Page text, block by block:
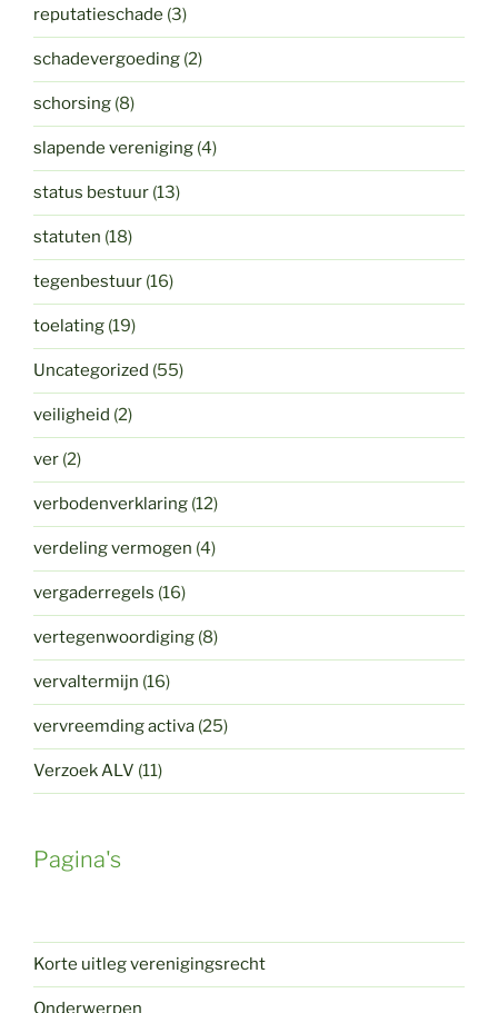
reputatieschade (3)
schadevergoeding (2)
schorsing (8)
slapende vereniging (4)
status bestuur (13)
statuten (18)
tegenbestuur (16)
toelating (19)
Uncategorized (55)
veiligheid (2)
ver (2)
verbodenverklaring (12)
verdeling vermogen (4)
vergaderregels (16)
vertegenwoordiging (8)
vervaltermijn (16)
vervreemding activa (25)
Verzoek ALV (11)
Pagina's
Korte uitleg verenigingsrecht